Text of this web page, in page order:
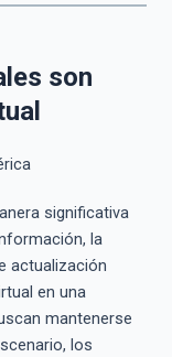
son
significativa
la
actualización
en una
mantenerse
los